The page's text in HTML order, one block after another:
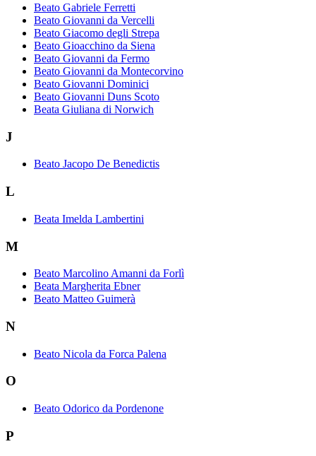
Beato Gabriele Ferretti
Beato Giovanni da Vercelli
Beato Giacomo degli Strepa
Beato Gioacchino da Siena
Beato Giovanni da Fermo
Beato Giovanni da Montecorvino
Beato Giovanni Dominici
Beato Giovanni Duns Scoto
Beata Giuliana di Norwich
J
Beato Jacopo De Benedictis
L
Beata Imelda Lambertini
M
Beato Marcolino Amanni da Forlì
Beata Margherita Ebner
Beato Matteo Guimerà
N
Beato Nicola da Forca Palena
O
Beato Odorico da Pordenone
P